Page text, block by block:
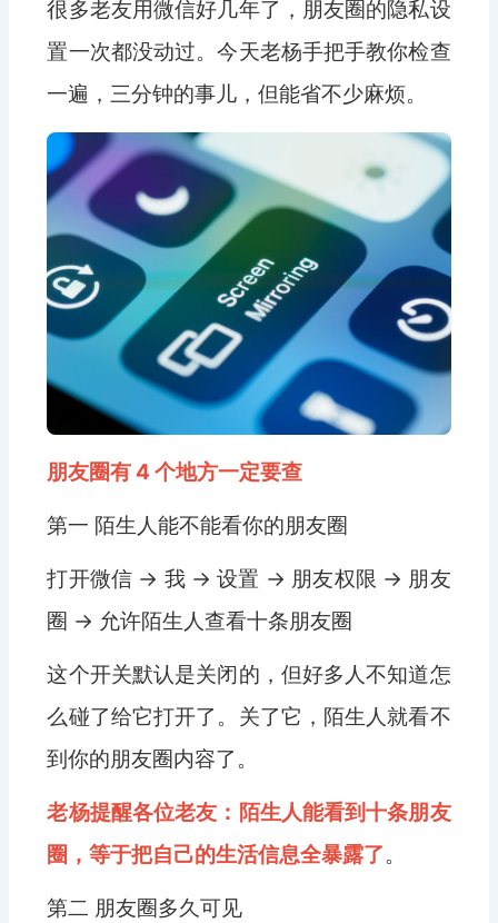
很多老友用微信好几年了，朋友圈的隐私设
置一次都没动过。今天老杨手把手教你检查
一遍，三分钟的事儿，但能省不少麻烦。
朋友圈有 4 个地方一定要查
第一 陌生人能不能看你的朋友圈
打开微信 → 我 → 设置 → 朋友权限 → 朋友
圈 → 允许陌生人查看十条朋友圈
这个开关默认是关闭的，但好多人不知道怎
么碰了给它打开了。关了它，陌生人就看不
到你的朋友圈内容了。
老杨提醒各位老友：陌生人能看到十条朋友
圈，等于把自己的生活信息全暴露了。
第二 朋友圈多久可见